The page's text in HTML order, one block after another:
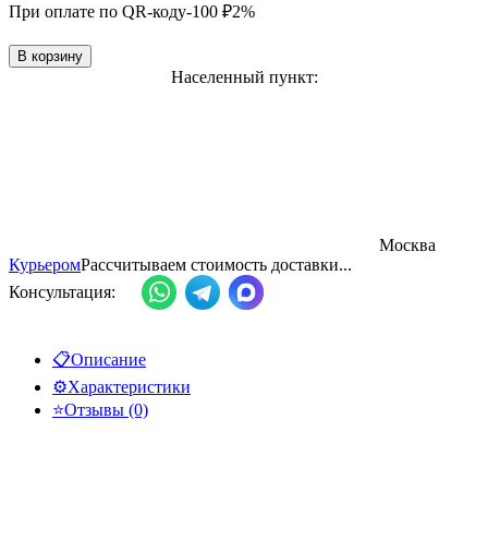
При оплате по QR-коду-100 ₽2%
В корзину
Населенный пункт:
Москва
КурьеромРассчитываем стоимость доставки...
Консультация:
📋Описание
⚙️Характеристики
⭐Отзывы (0)